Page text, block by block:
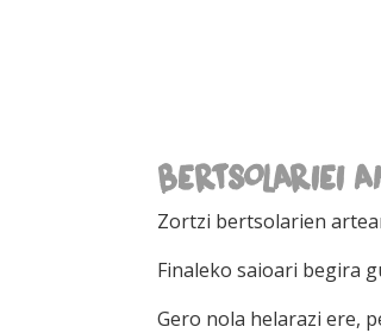
BERTSOLARIEI
Zortzi bertsolarien
Finaleko saioari begira
Gero nola helarazi ere,